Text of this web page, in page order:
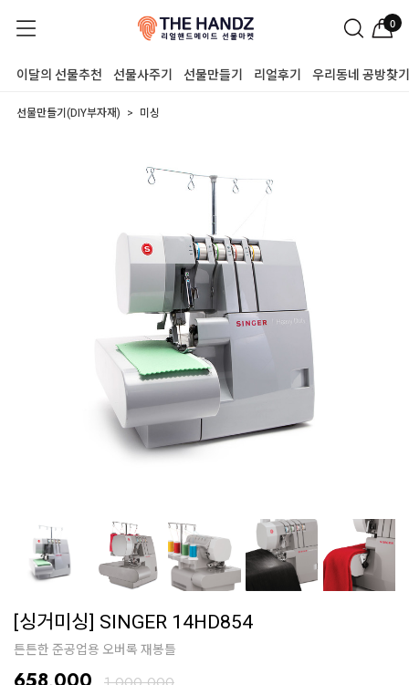
0
이달의 선물추천 선물사주기 선물만들기 리얼후기 우리동네 공방찾기
선물만들기(DIY부자재) 미싱
[싱거미싱] SINGER 14HD854
튼튼한 준공업용 오버록 재봉틀